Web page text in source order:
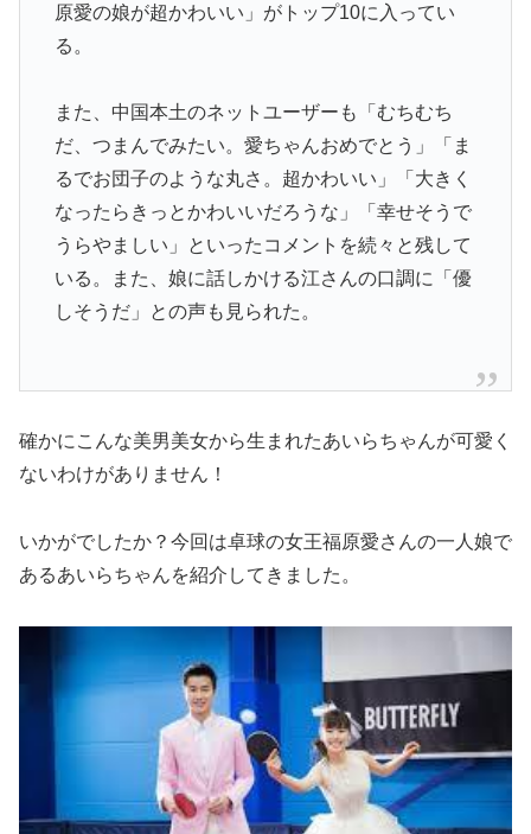
原愛の娘が超かわいい 」がトップ10に入ってい
る。
また、中国本土のネットユーザーも「むちむち
だ、つまんでみたい。愛ちゃんおめでとう」「ま
るでお団子のような丸さ。超かわいい」「大きく
なったらきっとかわいいだろうな」「幸せそうで
うらやましい」といったコメントを続々と残して
いる。また、娘に話しかける江さんの口調に「優
しそうだ」との声も見られた。
確かにこんな美男美女から生まれたあいらちゃんが可愛く
ないわけがありません！
いかがでしたか？今回は卓球の女王福原愛さんの一人娘で
あるあいらちゃんを紹介してきました。